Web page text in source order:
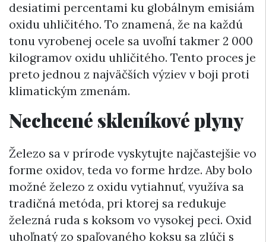
desiatimi percentami ku globálnym emisiám
oxidu uhličitého. To znamená, že na každú
tonu vyrobenej ocele sa uvoľní takmer 2 000
kilogramov oxidu uhličitého. Tento proces je
preto jednou z najväčších výziev v boji proti
klimatickým zmenám.
Nechcené skleníkové plyny
Železo sa v prírode vyskytujte najčastejšie vo
forme oxidov, teda vo forme hrdze. Aby bolo
možné železo z oxidu vytiahnuť, využíva sa
tradičná metóda, pri ktorej sa redukuje
železná ruda s koksom vo vysokej peci. Oxid
uhoľnatý zo spaľovaného koksu sa zlúči s